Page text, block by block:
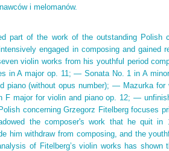
i melomanów.
part of the work of the outstanding Polish
engaged in composing and gained
violin works from his youthful period
in A major op. 11; — Sonata No. 1 in A
(without opus number); — Mazurka for
major for violin and piano op. 12; —
concerning Grzegorz Fitelberg focuses
the composer's work that he quit in
him withdraw from composing, and the
of Fitelberg’s violin works has shown